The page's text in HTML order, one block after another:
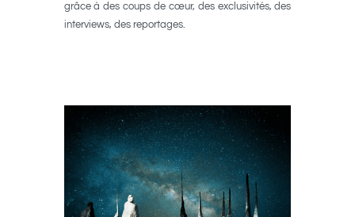
grâce à des coups de cœur, des exclusivités, des
interviews, des reportages.